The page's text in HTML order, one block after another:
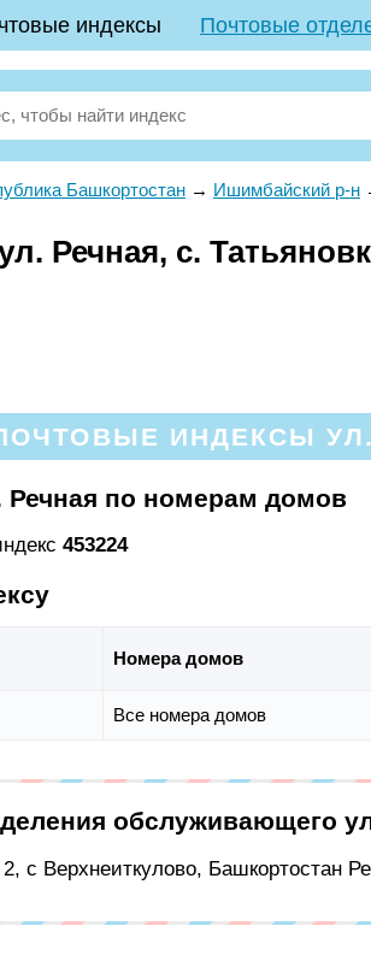
индексы Почтовые
Башкортостан → Ишимбайский р-н
Речная, с.
ИНДЕКСЫ УЛ.
по номерам домов
453224
Номера домов
Все номера домов
обслуживающего
с Верхнеиткулово, Башкортостан